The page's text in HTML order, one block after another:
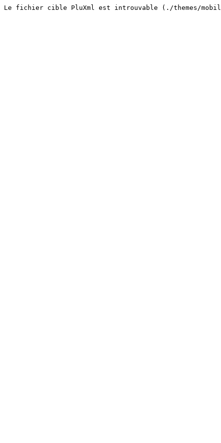
Le fichier cible PluXml est introuvable (./themes/